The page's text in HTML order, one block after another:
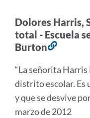
Dolores Harris,
total - Escuela
Burton
esta
“La señorita Harris
distrito escolar. Es
y que se desvive
marzo de 2012